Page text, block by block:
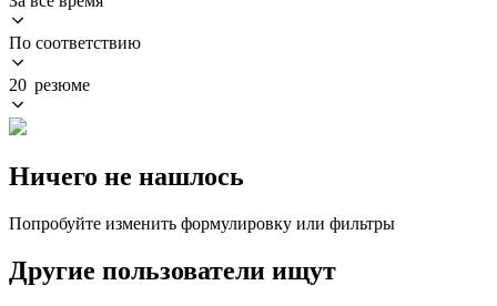
По соответствию
20 резюме
Ничего не нашлось
Попробуйте изменить формулировку или фильтры
Другие пользователи ищут